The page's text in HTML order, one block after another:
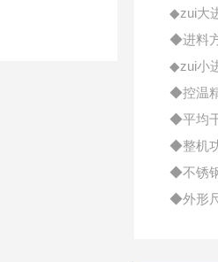
◆zui大
◆进料
◆zui小
◆控温
◆平均
◆整机
◆不锈
◆外形